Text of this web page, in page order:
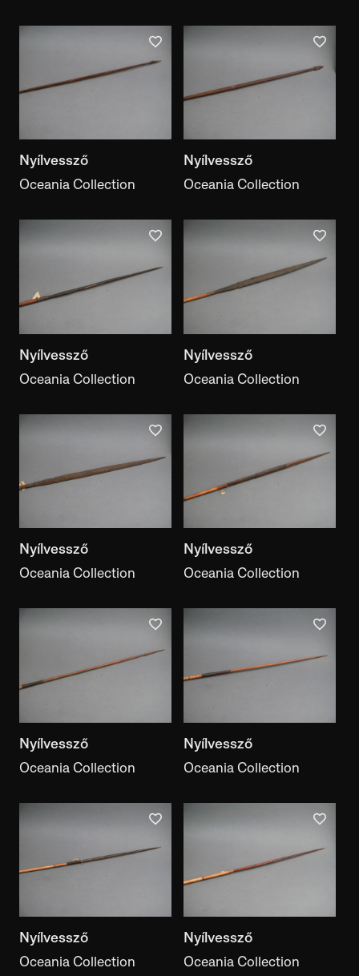
Has a literature reference
With inscriptions
Appears in Motifcreator
Nyílvessző
Oceania Collection
Nyílvessző
Oceania Collection
Nyílvessző
Oceania Collection
Nyílvessző
Oceania Collection
Nyílvessző
Oceania Collection
Nyílvessző
Oceania Collection
Nyílvessző
Oceania Collection
Nyílvessző
Oceania Collection
Nyílvessző
Oceania Collection
Nyílvessző
Oceania Collection